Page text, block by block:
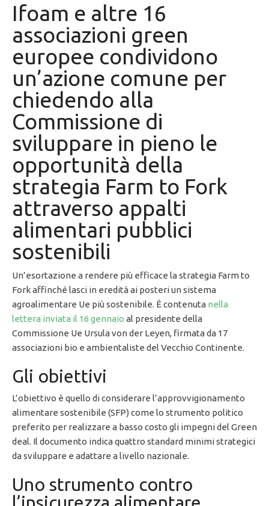
Ifoam e altre 16
associazioni green
europee condividono
un’azione comune per
chiedendo alla
Commissione di
sviluppare in pieno le
opportunità della
strategia Farm to Fork
attraverso appalti
alimentari pubblici
sostenibili
Un’esortazione a rendere più efficace la strategia Farm to
Fork affinché lasci in eredità ai posteri un sistema
agroalimentare Ue più sostenibile. È contenuta nella
lettera inviata il 16 gennaio al presidente della
Commissione Ue Ursula von der Leyen, firmata da 17
associazioni bio e ambientaliste del Vecchio Continente.
Gli obiettivi
L’obiettivo è quello di considerare l’approvvigionamento
alimentare sostenibile (SFP) come lo strumento politico
preferito per realizzare a basso costo gli impegni del Green
deal. Il documento indica quattro standard minimi strategici
da sviluppare e adattare a livello nazionale.
Uno strumento contro